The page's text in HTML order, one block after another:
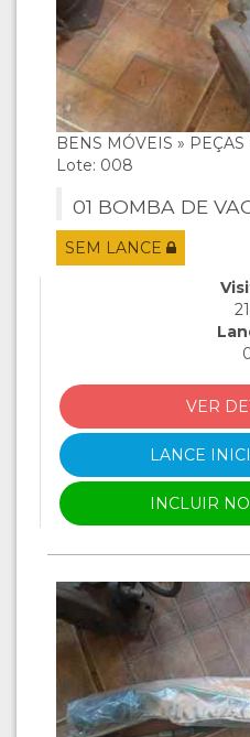
BENS MÓVEIS » PEÇAS
Lote: 008
01 BOMBA DE
SEM LANCE
VER
LANCE
INCLUIR